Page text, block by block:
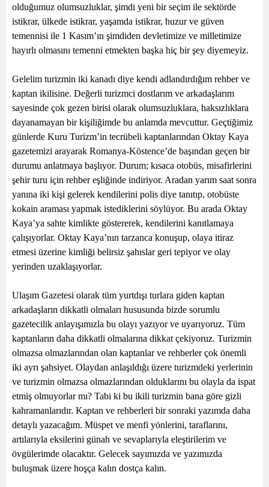
olduğumuz olumsuzluklar, şimdi yeni bir seçim ile sektörde
istikrar, ülkede istikrar, yaşamda istikrar, huzur ve güven
temennisi ile 1 Kasım’ın şimdiden devletimize ve milletimize
hayırlı olmasını temenni etmekten başka hiç bir şey diyemeyiz.
Gelelim turizmin iki kanadı diye kendi adlandırdığım rehber ve
kaptan ikilisine. Değerli turizmci dostlarım ve arkadaşlarım
sayesinde çok gezen birisi olarak olumsuzluklara, haksızlıklara
dayanamayan bir kişiliğimde bu anlamda mevcuttur. Geçtiğimiz
günlerde Kuru Turizm’in tecrübeli kaptanlarından Oktay Kaya
gazetemizi arayarak Romanya-Köstence’de başından geçen bir
durumu anlatmaya başlıyor. Durum; kısaca otobüs, misafirlerini
şehir turu için rehber eşliğinde indiriyor. Aradan yarım saat sonra
yanına iki kişi gelerek kendilerini polis diye tanıtıp, otobüste
kokain araması yapmak istediklerini söylüyor. Bu arada Oktay
Kaya’ya sahte kimlikte göstererek, kendilerini kanıtlamaya
çalışıyorlar. Oktay Kaya’nın tarzanca konuşup, olaya itiraz
etmesi üzerine kimliği belirsiz şahıslar geri tepiyor ve olay
yerinden uzaklaşıyorlar.
Ulaşım Gazetesi olarak tüm yurtdışı turlara giden kaptan
arkadaşların dikkatli olmaları hususunda bizde sorumlu
gazetecilik anlayışımızla bu olayı yazıyor ve uyarıyoruz. Tüm
kaptanların daha dikkatli olmalarına dikkat çekiyoruz. Turizmin
olmazsa olmazlarından olan kaptanlar ve rehberler çok önemli
iki ayrı şahsiyet. Olaydan anlaşıldığı üzere turizmdeki yerlerinin
ve turizmin olmazsa olmazlarından olduklarını bu olayla da ispat
etmiş olmuyorlar mı? Tabi ki bu ikili turizmin bana göre gizli
kahramanlarıdır. Kaptan ve rehberleri bir sonraki yazımda daha
detaylı yazacağım. Müspet ve menfi yönlerini, taraflarını,
artılarıyla eksilerini günah ve sevaplarıyla eleştirilerim ve
övgülerimde olacaktır. Gelecek sayımızda ve yazımızda
buluşmak üzere hoşça kalın dostça kalın.